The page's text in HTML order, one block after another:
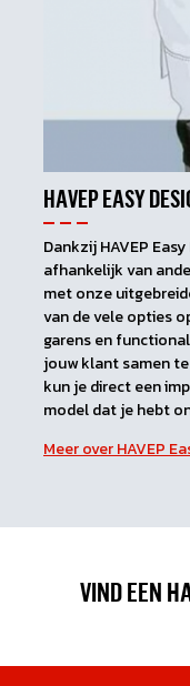
HAVEP EASY
Dankzij HAVEP
afhankelijk van
met onze
van de vele opties
garens en
jouw klant samen
kun je direct een
model dat je hebt
Meer over HAVEP
VIND EEN